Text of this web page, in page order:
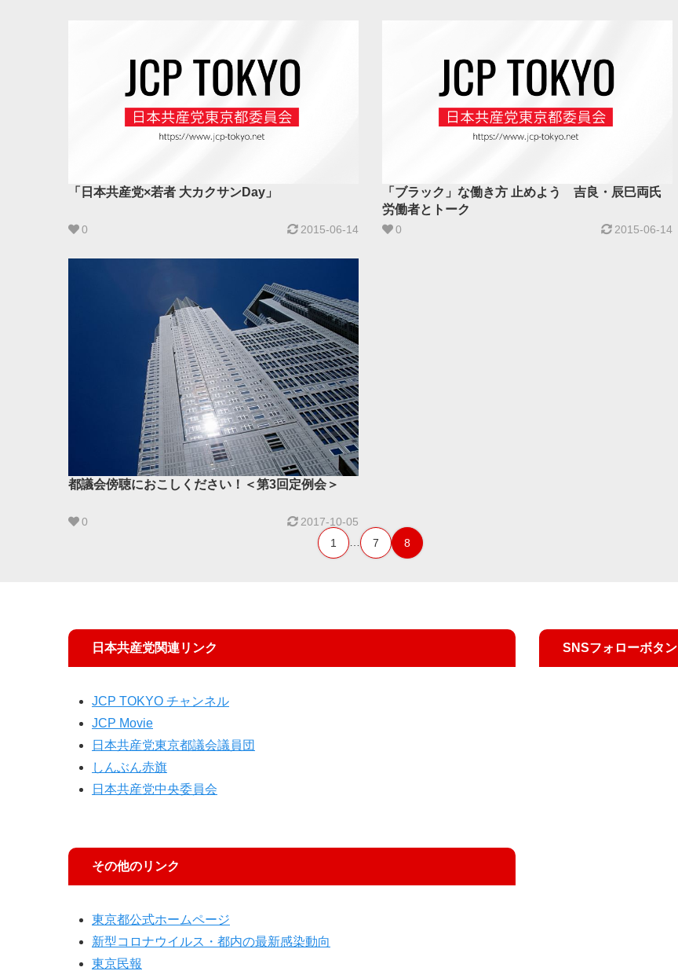
「日本共産党×若者 大カクサンDay」
0 2015-06-14
「ブラック」な働き方 止めよう 吉良・辰巳両氏
労働者とトーク
0 2015-06-14
都議会傍聴におこしください！＜第3回定例会＞
0
2017-10-05
1
7 8
日本共産党関連リンク
JCP TOKYO チャンネル
JCP Movie
日本共産党東京都議会議員団
しんぶん赤旗
日本共産党中央委員会
その他のリンク
東京都公式ホームページ
新型コロナウイルス・都内の最新感染動向
東京民報
SNSフォローボタン